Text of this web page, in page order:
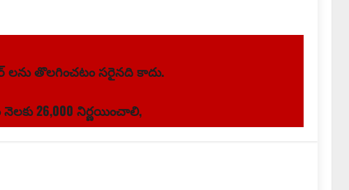
తొలగించటం సరైనది కాదు.
26,000 నిర్ణయించాలి,